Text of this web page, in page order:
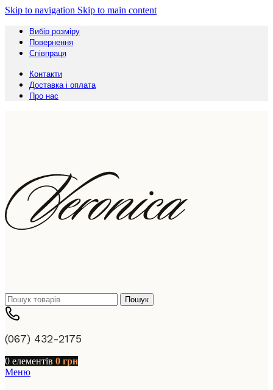
Skip to navigation Skip to main content
Вибір розміру
Повернення
Співпраця
Контакти
Доставка і оплата
Про нас
Пошук
(067) 432-2175
0 елементів 0 грн
Меню